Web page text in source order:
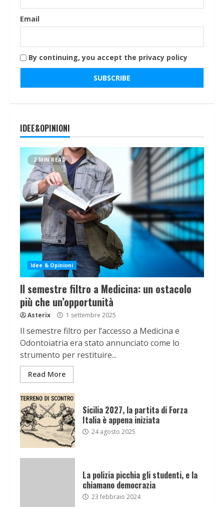
Email
By continuing, you accept the privacy policy
IDEE&OPINIONI
2 MIN READ
Idee & Opinioni
Il semestre filtro a Medicina: un ostacolo
più che un’opportunità
Asterix 1 settembre 2025
Il semestre filtro per l’accesso a Medicina e
Odontoiatria era stato annunciato come lo
strumento per restituire...
Read More
Sicilia 2027, la partita di Forza
Italia è appena iniziata
24 agosto 2025
La polizia picchia gli studenti, e la
chiamano democrazia
23 febbraio 2024